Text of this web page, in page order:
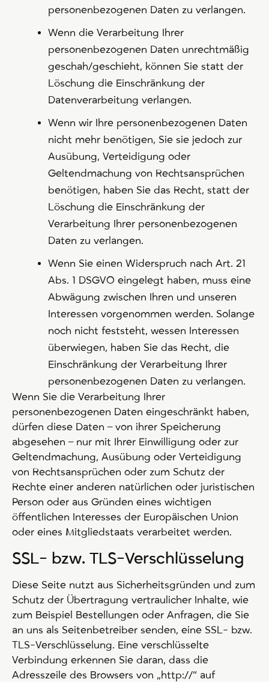
personenbezogenen Daten zu verlangen.
Wenn die Verarbeitung Ihrer
personenbezogenen Daten unrechtmäßig
geschah/geschieht, können Sie statt der
Löschung die Einschränkung der
Datenverarbeitung verlangen.
Wenn wir Ihre personenbezogenen Daten
nicht mehr benötigen, Sie sie jedoch zur
Ausübung, Verteidigung oder
Geltendmachung von Rechtsansprüchen
benötigen, haben Sie das Recht, statt der
Löschung die Einschränkung der
Verarbeitung Ihrer personenbezogenen
Daten zu verlangen.
Wenn Sie einen Widerspruch nach Art. 21
Abs. 1 DSGVO eingelegt haben, muss eine
Abwägung zwischen Ihren und unseren
Interessen vorgenommen werden. Solange
noch nicht feststeht, wessen Interessen
überwiegen, haben Sie das Recht, die
Einschränkung der Verarbeitung Ihrer
personenbezogenen Daten zu verlangen.
Wenn Sie die Verarbeitung Ihrer
personenbezogenen Daten eingeschränkt haben,
dürfen diese Daten – von ihrer Speicherung
abgesehen – nur mit Ihrer Einwilligung oder zur
Geltendmachung, Ausübung oder Verteidigung
von Rechtsansprüchen oder zum Schutz der
Rechte einer anderen natürlichen oder juristischen
Person oder aus Gründen eines wichtigen
öffentlichen Interesses der Europäischen Union
oder eines Mitgliedstaats verarbeitet werden.
SSL- bzw. TLS-Verschlüsselung
Diese Seite nutzt aus Sicherheitsgründen und zum
Schutz der Übertragung vertraulicher Inhalte, wie
zum Beispiel Bestellungen oder Anfragen, die Sie
an uns als Seitenbetreiber senden, eine SSL- bzw.
TLS-Verschlüsselung. Eine verschlüsselte
Verbindung erkennen Sie daran, dass die
Adresszeile des Browsers von „http://“ auf